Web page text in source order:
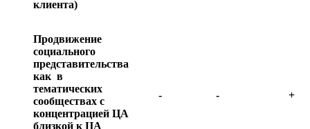
клиента)
Продвижение
социального
представительства
как в
тематических
сообществах с
концентрацией ЦА
близкой к ЦА
- - +